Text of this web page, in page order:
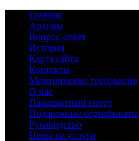
Главная
Архивы
Вопрос-ответ
История
Карта сайта
Контакты
Медицинские требования
О нас
Парашютный спорт
Подарочные сертификаты
Руководство
Цены на услуги